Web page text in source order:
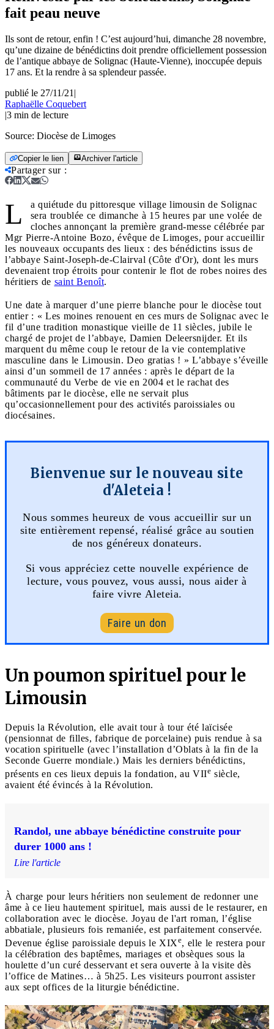
fait peau neuve
Ils sont de retour, enfin ! C’est aujourd’hui, dimanche 28 novembre,
qu’une dizaine de bénédictins doit prendre officiellement possession
de l’antique abbaye de Solignac (Haute-Vienne), inoccupée depuis
17 ans. Et la rendre à sa splendeur passée.
publié le 27/11/21 |
Raphaëlle Coquebert
|3 min de lecture
Source: Diocèse de Limoges
Copier le lien Archiver l'article
Partager sur:
L
a quiétude du pittoresque village limousin de Solignac
sera troublée ce dimanche à 15 heures par une volée de
cloches annonçant la première grand-messe célébrée par
Mgr Pierre-Antoine Bozo, évêque de Limoges, pour accueillir
les nouveaux occupants des lieux : des bénédictins issus de
l’abbaye Saint-Joseph-de-Clairval (Côte d'Or), dont les murs
devenaient trop étroits pour contenir le flot de robes noires des
héritiers de saint Benoît.
Une date à marquer d’une pierre blanche pour le diocèse tout
entier : « Les moines renouent en ces murs de Solignac avec le
fil d’une tradition monastique vieille de 11 siècles, jubile le
chargé de projet de l’abbaye, Damien Deleersnijder. Et ils
marquent du même coup le retour de la vie contemplative
masculine dans le Limousin. Deo gratias ! » L’abbaye s’éveille
ainsi d’un sommeil de 17 années : après le départ de la
communauté du Verbe de vie en 2004 et le rachat des
bâtiments par le diocèse, elle ne servait plus
qu’occasionnellement pour des activités paroissiales ou
diocésaines.
Bienvenue sur le nouveau site
d'Aleteia !
Nous sommes heureux de vous accueillir sur un
site entièrement repensé, réalisé grâce au soutien
de nos généreux donateurs.
Si vous appréciez cette nouvelle expérience de
lecture, vous pouvez, vous aussi, nous aider à
faire vivre Aleteia.
Faire un don
Un poumon spirituel pour le
Limousin
Depuis la Révolution, elle avait tour à tour été laïcisée
(pensionnat de filles, fabrique de porcelaine) puis rendue à sa
vocation spirituelle (avec l’installation d’Oblats à la fin de la
Seconde Guerre mondiale.) Mais les derniers bénédictins,
présents en ces lieux depuis la fondation, au VIIe siècle,
avaient été évincés à la Révolution.
Randol, une abbaye bénédictine construite pour
durer 1000 ans !
Lire l'article
À charge pour leurs héritiers non seulement de redonner une
âme à ce lieu hautement spirituel, mais aussi de le restaurer, en
collaboration avec le diocèse. Joyau de l'art roman, l’église
abbatiale, plusieurs fois remaniée, est parfaitement conservée.
Devenue église paroissiale depuis le XIXe, elle le restera pour
la célébration des baptêmes, mariages et obsèques sous la
houlette d’un curé desservant et sera ouverte à la visite dès
l’office de Matines… à 5h25. Les visiteurs pourront assister
aux sept offices de la liturgie bénédictine.